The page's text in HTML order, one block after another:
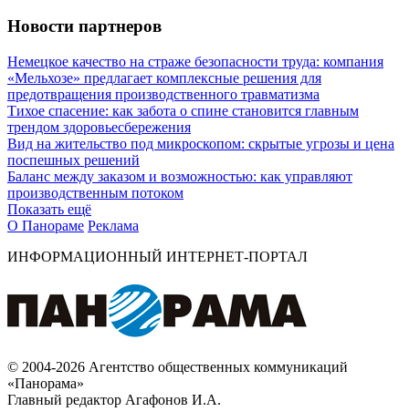
Новости партнеров
Немецкое качество на страже безопасности труда: компания
«Мельхозе» предлагает комплексные решения для
предотвращения производственного травматизма
Тихое спасение: как забота о спине становится главным
трендом здоровьесбережения
Вид на жительство под микроскопом: скрытые угрозы и цена
поспешных решений
Баланс между заказом и возможностью: как управляют
производственным потоком
Показать ещё
О Панораме Реклама
ИНФОРМАЦИОННЫЙ ИНТЕРНЕТ-ПОРТАЛ
© 2004-2026 Агентство общественных коммуникаций
«Панорама»
Главный редактор Агафонов И.А.